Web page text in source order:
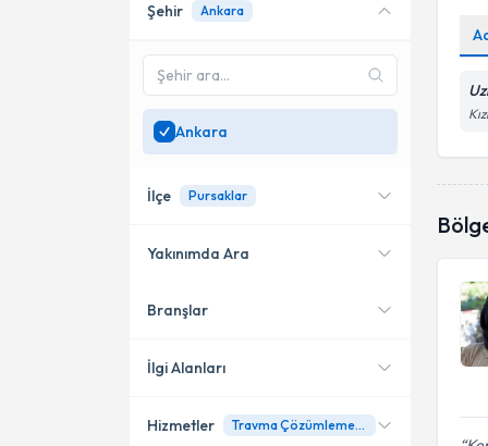
Online danışmanlık sunan
SadeceAnkara
uzman ara
Şehir Ankara
Ankara
İlçe Pursaklar
Çankaya
Etimesgut
Yakınımda Ara
Konumuma yakın uzmanları
Branşlar
Pedagoji
İlgi Alanları
Hizmetler Travma Çözümlemeleri